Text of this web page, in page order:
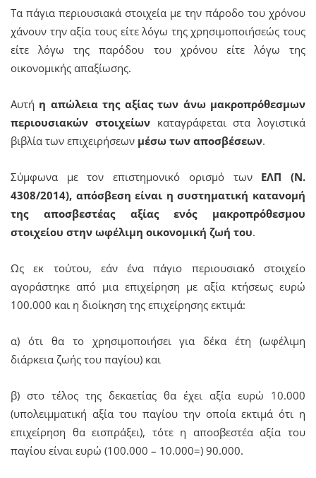
Τα πάγια περιουσιακά στοιχεία με την πάροδο του χρόνου
χάνουν την αξία τους είτε λόγω της χρησιμοποιήσεώς τους
είτε λόγω της παρόδου του χρόνου είτε λόγω της
οικονομικής απαξίωσης.
Αυτή η απώλεια της αξίας των άνω μακροπρόθεσμων
περιουσιακών στοιχείωνκαταγράφεται στα λογιστικά
βιβλία των επιχειρήσεων μέσω των αποσβέσεων.
Σύμφωνα με τον επιστημονικό ορισμό των ΕΛΠ (Ν.
4308/2014), απόσβεση είναι η συστηματική κατανομή
της αποσβεστέας αξίας ενός μακροπρόθεσμου
στοιχείου στην ωφέλιμη οικονομική ζωή του.
Ως εκ τούτου, εάν ένα πάγιο περιουσιακό στοιχείο
αγοράστηκε από μια επιχείρηση με αξία κτήσεως ευρώ
100.000 και η διοίκηση της επιχείρησης εκτιμά:
α) ότι θα το χρησιμοποιήσει για δέκα έτη (ωφέλιμη
διάρκεια ζωής του παγίου) και
β) στο τέλος της δεκαετίας θα έχει αξία ευρώ 10.000
(υπολειμματική αξία του παγίου την οποία εκτιμά ότι η
επιχείρηση θα εισπράξει), τότε η αποσβεστέα αξία του
παγίου είναι ευρώ (100.000 – 10.000=) 90.000.